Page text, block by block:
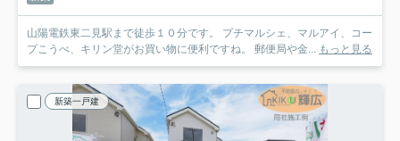
山陽電鉄東二見駅まで徒歩１０分です。 プチマルシェ、マルアイ、コー
プこうべ、キリン堂がお買い物に便利ですね。 郵便局や金...
もっと見る
新築一戸建